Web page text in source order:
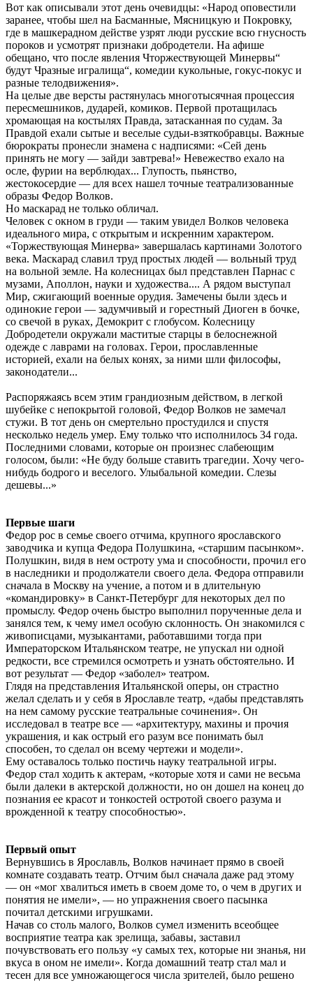
Вот как описывали этот день очевидцы: «Народ оповестили
заранее, чтобы шел на Басманные, Мясницкую и Покровку,
где в машкерадном действе узрят люди русские всю гнусность
пороков и усмотрят признаки добродетели. На афише
обещано, что после явления Чторжествующей Минервы“
будут Чразные игралища“, комедии кукольные, гокус-покус и
разные телодвижения».
На целые две версты растянулась многотысячная процессия
пересмешников, дударей, комиков. Первой протащилась
хромающая на костылях Правда, затасканная по судам. За
Правдой ехали сытые и веселые судьи-взяткобравцы. Важные
бюрократы пронесли знамена с надписями: «Сей день
принять не могу — зайди завтрева!» Невежество ехало на
осле, фурии на верблюдах... Глупость, пьянство,
жестокосердие — для всех нашел точные театрализованные
образы Федор Волков.
Но маскарад не только обличал.
Человек с окном в груди — таким увидел Волков человека
идеального мира, с открытым и искренним характером.
«Торжествующая Минерва» завершалась картинами Золотого
века. Маскарад славил труд простых людей — вольный труд
на вольной земле. На колесницах был представлен Парнас с
музами, Аполлон, науки и художества.... А рядом выступал
Мир, сжигающий военные орудия. Замечены были здесь и
одинокие герои — задумчивый и горестный Диоген в бочке,
со свечой в руках, Демокрит с глобусом. Колесницу
Добродетели окружали маститые старцы в белоснежной
одежде с лаврами на головах. Герои, прославленные
историей, ехали на белых конях, за ними шли философы,
законодатели...
Распоряжаясь всем этим грандиозным действом, в легкой
шубейке с непокрытой головой, Федор Волков не замечал
стужи. В тот день он смертельно простудился и спустя
несколько недель умер. Ему только что исполнилось 34 года.
Последними словами, которые он произнес слабеющим
голосом, были: «Не буду больше ставить трагедии. Хочу чего-
нибудь бодрого и веселого. Улыбальной комедии. Слезы
дешевы...»
Первые шаги
Федор рос в семье своего отчима, крупного ярославского
заводчика и купца Федора Полушкина, «старшим пасынком».
Полушкин, видя в нем остроту ума и способности, прочил его
в наследники и продолжатели своего дела. Федора отправили
сначала в Москву на учение, а потом и в длительную
«командировку» в Санкт-Петербург для некоторых дел по
промыслу. Федор очень быстро выполнил порученные дела и
занялся тем, к чему имел особую склонность. Он знакомился с
живописцами, музыкантами, работавшими тогда при
Императорском Итальянском театре, не упускал ни одной
редкости, все стремился осмотреть и узнать обстоятельно. И
вот результат — Федор «заболел» театром.
Глядя на представления Итальянской оперы, он страстно
желал сделать и у себя в Ярославле театр, «дабы представлять
на нем самому русские театральные сочинения». Он
исследовал в театре все — «архитектуру, махины и прочия
украшения, и как острый его разум все понимать был
способен, то сделал он всему чертежи и модели».
Ему оставалось только постичь науку театральной игры.
Федор стал ходить к актерам, «которые хотя и сами не весьма
были далеки в актерской должности, но он дошел на конец до
познания ее красот и тонкостей остротой своего разума и
врожденной к театру способностью».
Первый опыт
Вернувшись в Ярославль, Волков начинает прямо в своей
комнате создавать театр. Отчим был сначала даже рад этому
— он «мог хвалиться иметь в своем доме то, о чем в других и
понятия не имели», — но упражнения своего пасынка
почитал детскими игрушками.
Начав со столь малого, Волков сумел изменить всеобщее
восприятие театра как зрелища, забавы, заставил
почувствовать его пользу «у самых тех, которые ни знанья, ни
вкуса в оном не имели». Когда домашний театр стал мал и
тесен для все умножающегося числа зрителей, было решено